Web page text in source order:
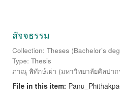
สัจจธรรม
Collection: Theses (Bachelor's
Type: Thesis
ภาณุ พิทักษ์เผ่า (มหาวิทยาลัยศิลปาก
File in this item: